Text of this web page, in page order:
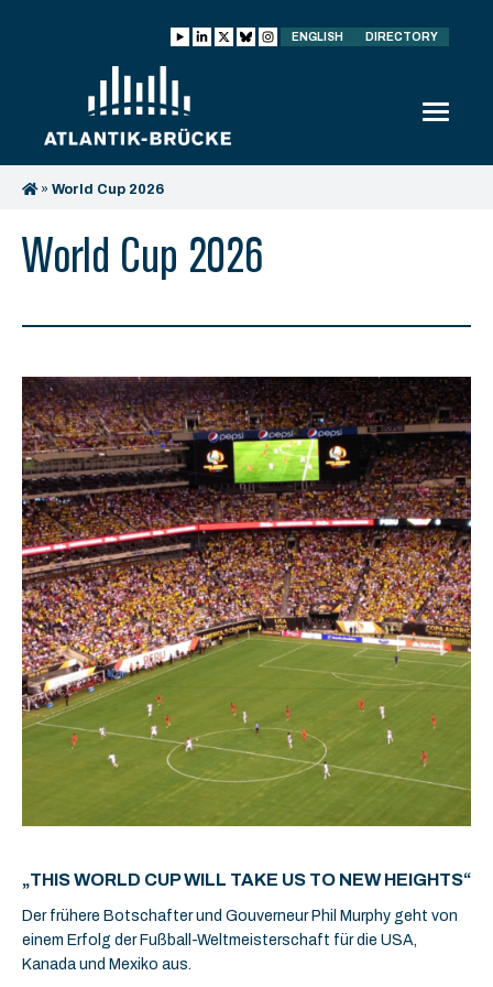
ENGLISH DIRECTORY
» World Cup 2026
World Cup 2026
„THIS WORLD CUP WILL TAKE US TO NEW HEIGHTS“
Der frühere Botschafter und Gouverneur Phil Murphy geht von
einem Erfolg der Fußball-Weltmeisterschaft für die USA,
Kanada und Mexiko aus.